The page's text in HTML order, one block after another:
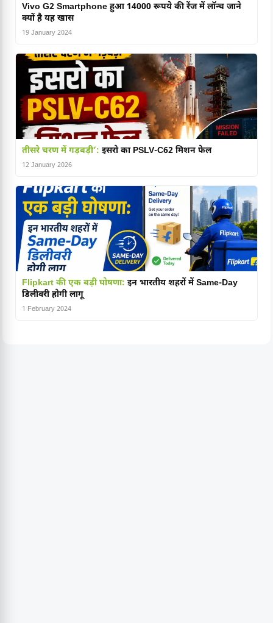
Vivo G2 Smartphone हुआ 14000 रूपये की रेंज में लॉन्च जाने
क्यों है यह खास
19 January 2024
तीसरे चरण में गड़बड़ी’: इसरो का PSLV-C62 मिशन फेल
12 January 2026
Flipkart की एक बड़ी घोषणा: इन भारतीय शहरों में Same-Day
डिलीवरी होगी लागू
1 February 2024